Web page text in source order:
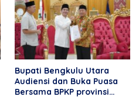
Bupati Bengkulu Utara
Audiensi dan Buka Puasa
Bersama BPKP provinsi